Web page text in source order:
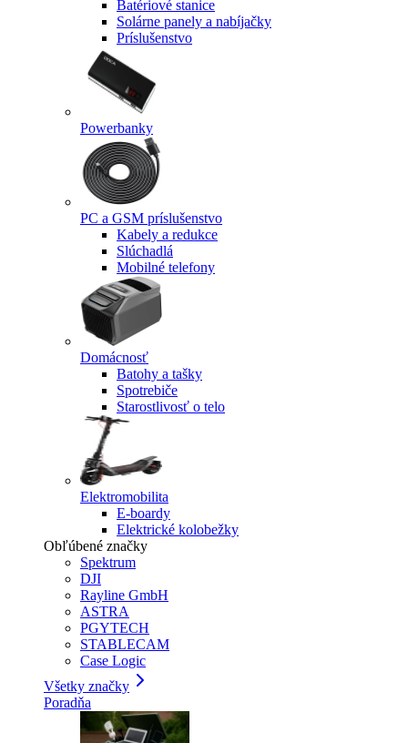
Batériové stanice
Solárne panely a nabíjačky
Príslušenstvo
Powerbanky
PC a GSM príslušenstvo
Kabely a redukce
Slúchadlá
Mobilné telefony
Domácnosť
Batohy a tašky
Spotrebiče
Starostlivosť o telo
Elektromobilita
E-boardy
Elektrické kolobežky
Obľúbené značky
Spektrum
DJI
Rayline GmbH
ASTRA
PGYTECH
STABLECAM
Case Logic
Všetky značky
Poradňa